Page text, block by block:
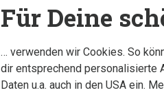
Du sparst 50%
Für Deine
… verwenden wir Cookies. So
dir entsprechend personalisierte
Daten u.a. auch in den USA ein.